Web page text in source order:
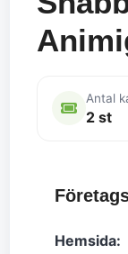
Antal
2 st
Hemsida: